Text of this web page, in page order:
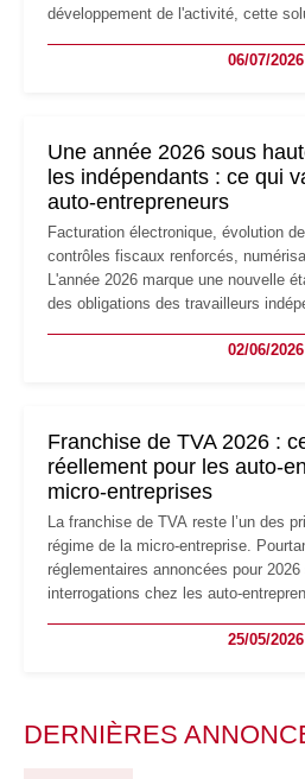
développement de l'activité, cette
professionnels, recrutement, image
06/07/2026
Une année 2026 sous
les indépendants : ce qui
auto-entrepreneurs
Facturation électronique, évolution
contrôles fiscaux renforcés,
L'année 2026 marque une nouvelle
des obligations des travailleurs
les auto-entrepreneurs devront02/06/2026
Franchise de TVA 2026 :
réellement pour les auto-
micro-entreprises
La franchise de TVA reste l’un des
régime de la micro-entreprise.
réglementaires annoncées pour
interrogations chez les auto-
facturation ou risque de bascule vers
25/05/2026
DERNIÈRES